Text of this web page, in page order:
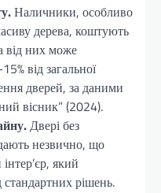
Наличники, особливо
дерева, коштують
від них може
від загальної
дверей, за даними
вісник” (2024).
Двері без
незвично, що
який
стандартних рішень.